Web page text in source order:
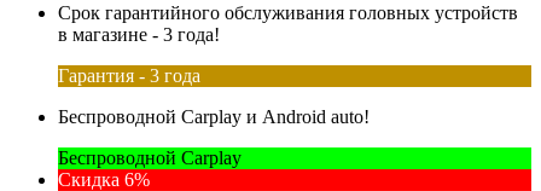
Срок гарантийного обслуживания головных устройств
в магазине - 3 года!
Гарантия - 3 года
Беспроводной Carplay и Android auto!
Беспроводной Carplay
Скидка 6%